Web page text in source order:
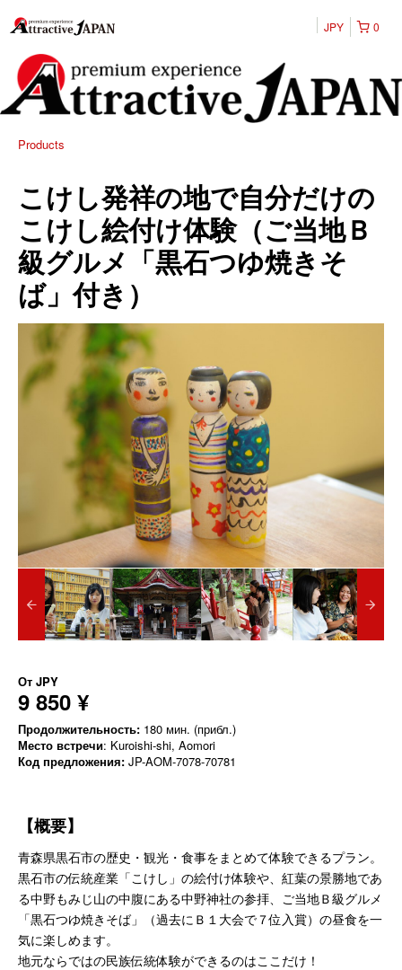
0
JPY
Products
こけし発祥の地で自分だけの
こけし絵付け体験（ご当地Ｂ
級グルメ「黒石つゆ焼きそ
ば」付き）
От JPY
9 850 ¥
Продолжительность: 180 мин. (прибл.)
Место встречи: Kuroishi-shi, Aomori
Код предложения: JP-AOM-7078-70781
【概要】
青森県黒石市の歴史・観光・食事をまとめて体験できるプラン。
黒石市の伝統産業「こけし」の絵付け体験や、紅葉の景勝地であ
る中野もみじ山の中腹にある中野神社の参拝、ご当地Ｂ級グルメ
「黒石つゆ焼きそば」（過去にＢ１大会で７位入賞）の昼食を一
気に楽しめます。
地元ならではの民族伝統体験ができるのはここだけ！